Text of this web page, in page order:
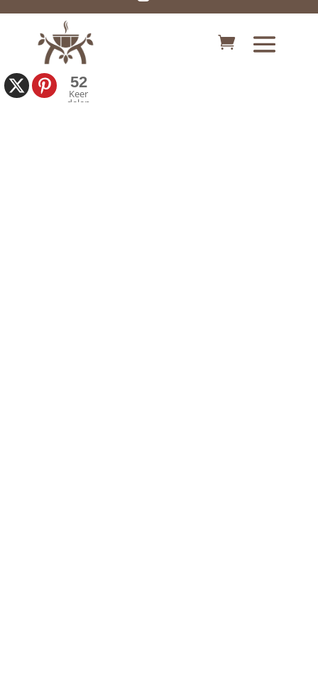
52
Keer
delen
Thermohout!